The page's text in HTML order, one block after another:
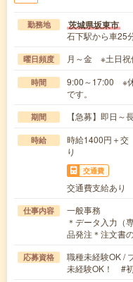
勤務地 茨城県坂東市
石下駅から車25
曜日頻度 月～金 ※土日祝
時間
9:00～17:00 ※
です。
期間 【急募】即日～
時給
時給1400円＋交
り
交通費
交通費支給あり
仕事内容
一般事務
＊データ入力（
品発注＊注文書
応募資格
職種未経験OK /
未経験OK！ #